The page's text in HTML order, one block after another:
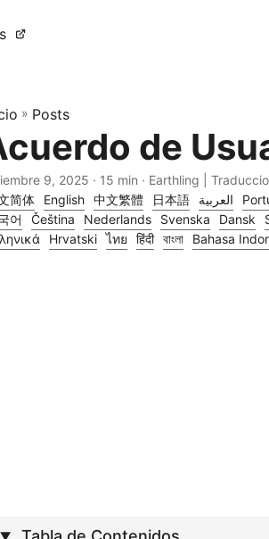
» Posts
de
9, 2025 · 15 min · Earthling |
简体
English 中文繁體 日本語 العربية
어
Čeština Nederlands Svenska Dansk
Hrvatski ไทย हिंदी বাংলা Bahasa